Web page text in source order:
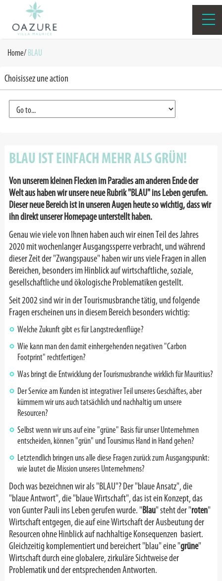
Home/BLAU
Choisissez une action
BLAU IST EINFACH MEHR ALS GRÜN!
Von unserem kleinen Flecken im Paradies am anderen Ende der
Welt aus haben wir unsere neue Rubrik "BLAU" ins Leben gerufen.
Dieser neue Bereich ist in unseren Augen heute so wichtig, dass wir
ihn direkt unserer Homepage unterstellt haben.
Genau wie viele von Ihnen haben auch wir einen Teil des Jahres
2020 mit wochenlanger Ausgangssperre verbracht, und während
dieser Zeit der "Zwangspause" haben wir uns viele Fragen in allen
Bereichen, besonders im Hinblick auf wirtschaftliche, soziale,
gesellschaftliche und ökologische Problematiken gestellt.
Seit 2002 sind wir in der Tourismusbranche tätig, und folgende
Fragen erscheinen uns in diesem Bereich besonders wichtig:
Welche Zukunft gibt es für Langstreckenflüge?
Wie kann man den damit einhergehenden negativen "Carbon
Footprint" rechtfertigen?
Was bringt die Entwicklung der Tourismusbranche wirklich für Mauritius?
Der Service am Kunden ist integrativer Teil unseres Geschäftes, aber
kümmern wir uns auch tatsächlich und nachhaltig um unsere
Resourcen?
Selbst wenn wir uns auf eine "grüne" Basis für unser Unternehmen
entscheiden, können "grün" und Toursimus Hand in Hand gehen?
Letztendlich bringen uns alle diese Fragen zurück zum Ausgangspunkt:
wie lautet die Mission unseres Unternehmens?
Doch was bezeichnen wir als "BLAU"? Der "blaue Ansatz", die
"blaue Antwort", die "blaue Wirtschaft", das ist ein Konzept, das
von Gunter Pauli ins Leben gerufen wurde. "Blau" steht der "roten"
Wirtschaft entgegen, die auf eine Wirtschaft der Ausbeutung der
Resourcen ohne Hinblick auf nachhaltige Konsequenzen basiert.
Gleichzeitig komplementiert und bereichert "blau" eine "grüne"
Wirtschaft durch eine globalere, zirkuläre Sichtweise der
Problematik und der entsprechenden Antworten.